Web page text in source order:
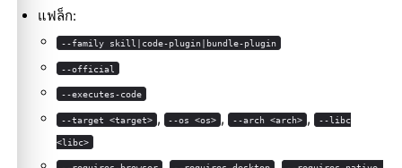
แฟล็ก:
--family skill|code-plugin|bundle-plugin
--official
--executes-code
--target <target> , --os <os> , --arch <arch> , --libc
<libc>